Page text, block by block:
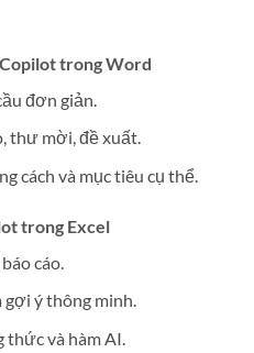
trong Word
đơn giản.
thư mời, đề xuất.
cách và mục tiêu cụ thể.
trong Excel
cáo.
gợi ý thông minh.
thức và hàm AI.